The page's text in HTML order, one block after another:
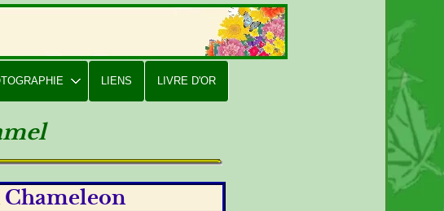
LIENS LIVRE D'OR
Chameleon